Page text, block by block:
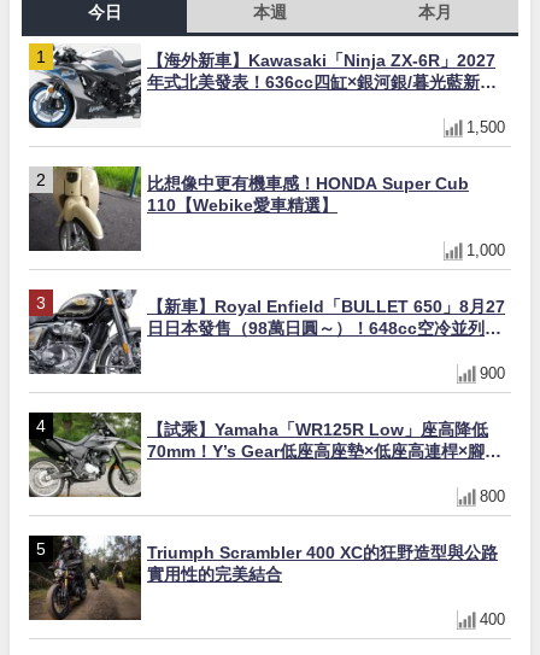
今日 本週 本月
【海外新車】Kawasaki「Ninja ZX-6R」2027
年式北美發表！636cc四缸×銀河銀/暮光藍新色
1,500
比想像中更有機車感！HONDA Super Cub
110【Webike愛車精選】
1,000
【新車】Royal Enfield「BULLET 650」8月27
日日本發售（98萬日圓～）！648cc空冷並列雙
900
【試乘】Yamaha「WR125R Low」座高降低
70mm！Y’s Gear低座高座墊×低座高連桿×腳踏
800
Triumph Scrambler 400 XC的狂野造型與公路
實用性的完美結合
400